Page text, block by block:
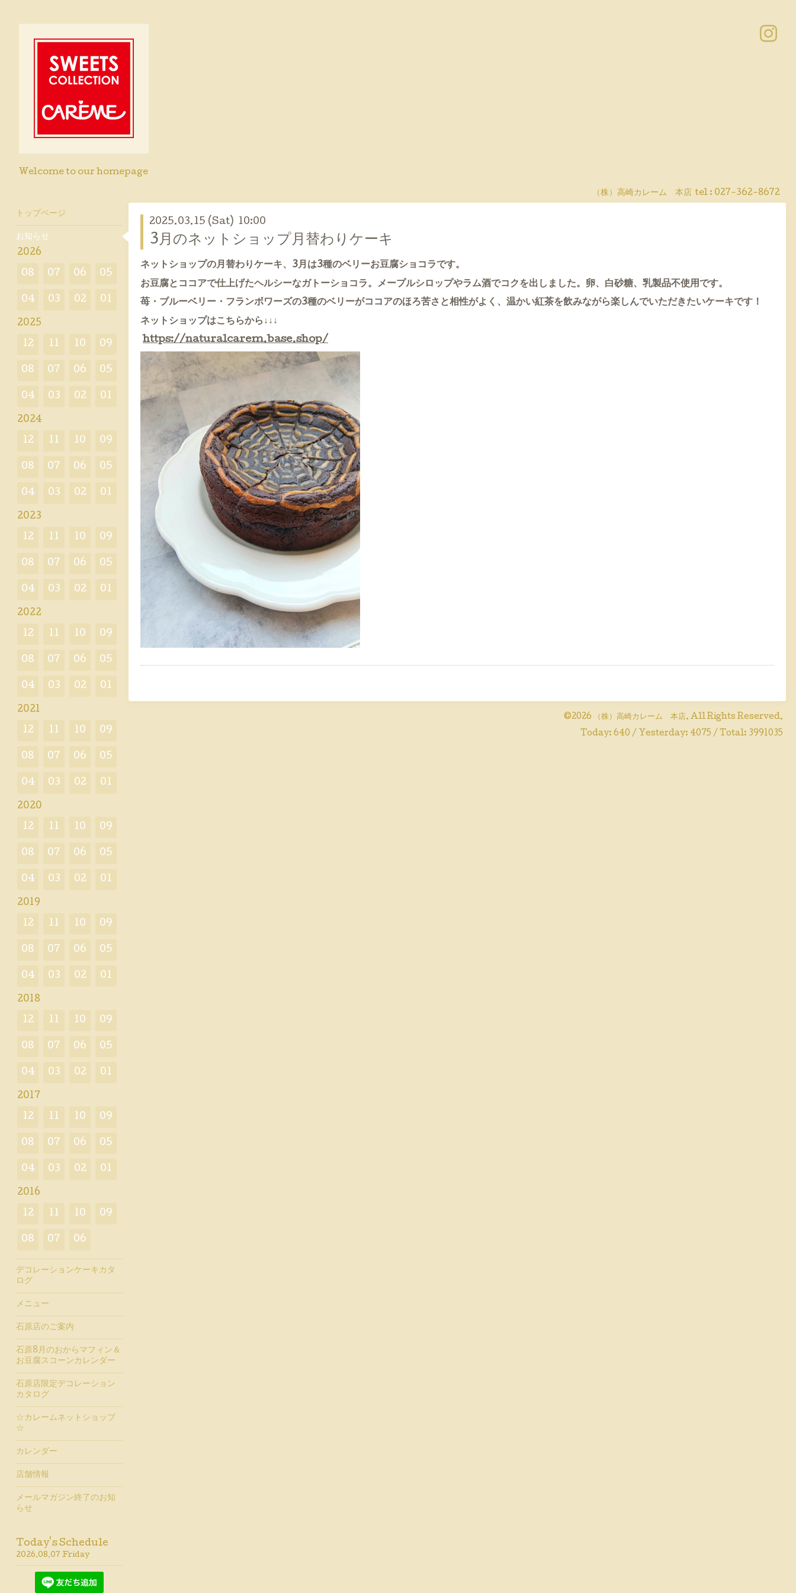
Welcome to our homepage
（株）高崎カレーム 本店 tel : 027-362-8672
2025.03.15 (Sat) 10:00
3月のネットショップ月替わりケーキ
ネットショップの月替わりケーキ、3月は3種のベリーお豆腐ショコラです。
お豆腐とココアで仕上げたヘルシーなガトーショコラ。メープルシロップやラム酒でコクを出しました。卵、白砂糖、乳製品不使用です。
苺・ブルーベリー・フランボワーズの3種のベリーがココアのほろ苦さと相性がよく、温かい紅茶を飲みながら楽しんでいただきたいケーキです！
ネットショップはこちらから↓↓↓
https://naturalcarem.base.shop/
©2026 （株）高崎カレーム 本店. All Rights Reserved.
Today: 640 / Yesterday: 4075 / Total: 3991035
トップページ
お知らせ
2026
08 07 06 05
04 03 02 01
2025
12 11 10 09
08 07 06 05
04 03 02 01
2024
12 11 10 09
08 07 06 05
04 03 02 01
2023
12 11 10 09
08 07 06 05
04 03 02 01
2022
12 11 10 09
08 07 06 05
04 03 02 01
2021
12 11 10 09
08 07 06 05
04 03 02 01
2020
12 11 10 09
08 07 06 05
04 03 02 01
2019
12 11 10 09
08 07 06 05
04 03 02 01
2018
12 11 10 09
08 07 06 05
04 03 02 01
2017
12 11 10 09
08 07 06 05
04 03 02 01
2016
12 11 10 09
08 07 06
デコレーションケーキカタ
ログ
メニュー
石原店のご案内
石原8月のおからマフィン＆
お豆腐スコーンカレンダー
石原店限定デコレーション
カタログ
☆カレームネットショップ
☆
カレンダー
店舗情報
メールマガジン終了のお知
らせ
Today's Schedule
2026.08.07 Friday